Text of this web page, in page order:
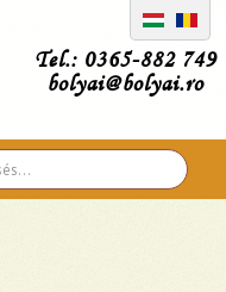
Tel.: 0365-882 749
bolyai@bolyai.ro